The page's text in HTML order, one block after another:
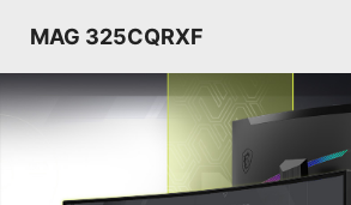
MAG 325CQRXF